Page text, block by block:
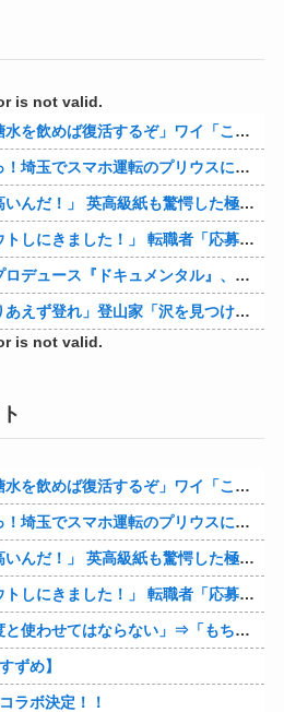
is not valid.
」ワイ「これはトンデモ理論やろなぁ」ﾍﾟﾗ←結果ｗｗｗｗ
マホ運転のプリウスに当て逃げされる車載。
級紙も驚愕した極限の中の日本人の姿に世界が衝撃
た！」 転職者「応募するわ！」 → 結果ｗｗｗｗｗ
ドキュメンタル』、アメリカで初の制作が決定
「沢を見つけて下山しろ」←これ結局どっちが正解なの？
is not valid.
」ワイ「これはトンデモ理論やろなぁ」ﾍﾟﾗ←結果ｗｗｗｗ
マホ運転のプリウスに当て逃げされる車載。
級紙も驚愕した極限の中の日本人の姿に世界が衝撃
た！」 転職者「応募するわ！」 → 結果ｗｗｗｗｗ
「もちろん中国の核も非難する？」⇒「中国の核は綺麗な核！」
ずめ】
ラボ決定！！